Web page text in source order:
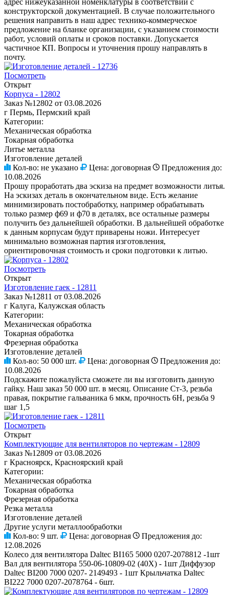
конструкторской документацией. В случае положительного
решения направить в наш адрес технико-коммерческое
предложение на бланке организации, с указанием стоимости
работ, условий оплаты и сроков поставки. Допускается
частичное КП. Вопросы и уточнения прошу направлять в
почту.
Посмотреть
Открыт
Корпуса - 12802
Заказ №12802 от 03.08.2026
г Пермь, Пермский край
Категории:
Механическая обработка
Токарная обработка
Литье металла
Изготовление деталей
Кол-во: не указано Цена: договорная
Предложения до:
10.08.2026
Прошу проработать два эскиза на предмет возможности литья.
На эскизах деталь в окончательном виде. Есть желание
минимизировать постобработку, например обрабатывать
только размер ф69 и ф70 в деталях, все остальные размеры
получить без дальнейшей обработки. В дальнейшей обработке
к данным корпусам будут приварены ножи. Интересует
минимально возможная партия изготовления,
ориентировочная стоимость и сроки подготовки к литью.
Посмотреть
Открыт
Изготовление гаек - 12811
Заказ №12811 от 03.08.2026
г Калуга, Калужская область
Категории:
Механическая обработка
Токарная обработка
Фрезерная обработка
Изготовление деталей
Кол-во: 50 000 шт. Цена: договорная
Предложения до:
10.08.2026
Подскажите пожалуйста сможете ли вы изготовить данную
гайку. Наш заказ 50 000 шт. в месяц. Описание Ст-3, резьба
правая, покрытие гальваника 6 мкм, прочность 6Н, резьба 9
шаг 1,5
Посмотреть
Открыт
Комплектующие для вентиляторов по чертежам - 12809
Заказ №12809 от 03.08.2026
г Красноярск, Красноярский край
Категории:
Механическая обработка
Токарная обработка
Фрезерная обработка
Резка металла
Изготовление деталей
Другие услуги металлообработки
Кол-во: 9 шт. Цена: договорная
Предложения до:
12.08.2026
Колесо для вентилятора Daltec BI165 5000 0207-2078812 -1шт
Вал для вентилятора 550-06-10809-02 (40Х) - 1шт Диффузор
Daltec BI200 7000 0207- 2149493 - 1шт Крыльчатка Daltec
BI222 7000 0207-2078764 - 6шт.